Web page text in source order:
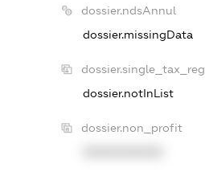
dossier.ndsAnnul
dossier.missingData
dossier.single_tax_reg
dossier.notInList
dossier.non_profit